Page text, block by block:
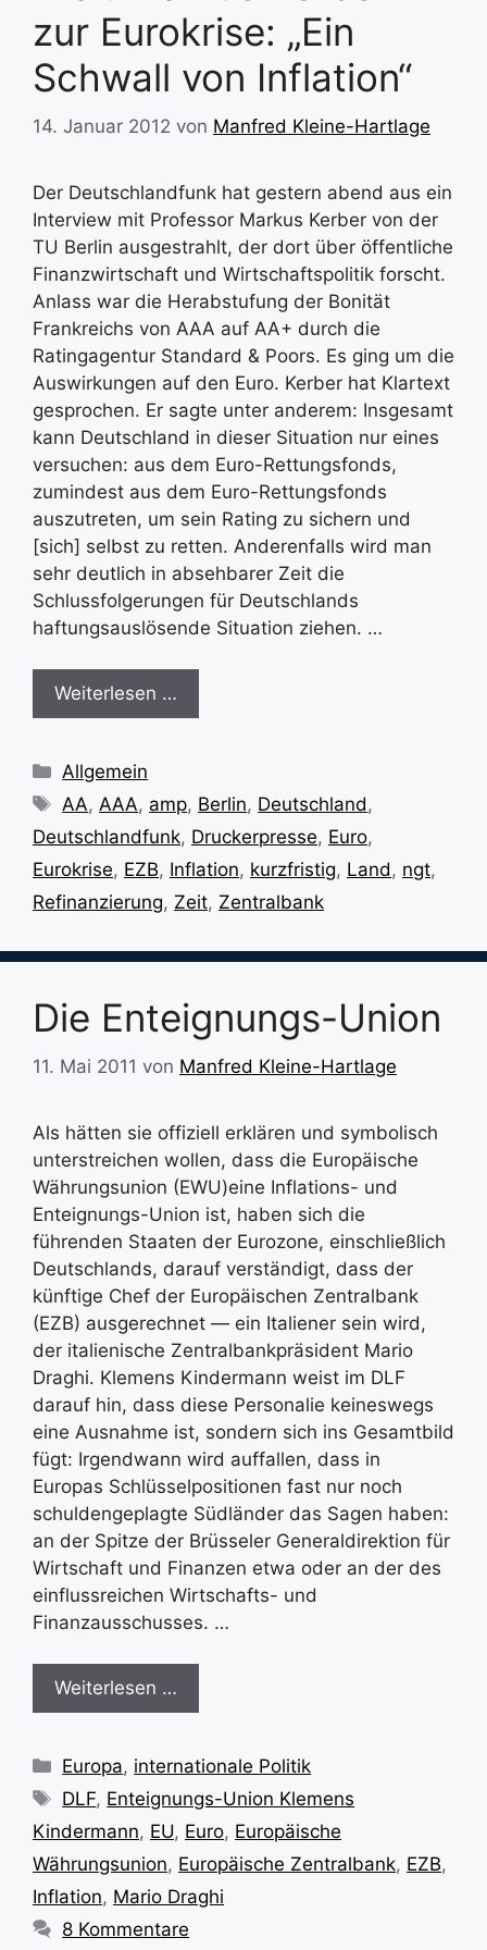
zur Eurokrise: „Ein
Schwall von Inflation“
14. Januar 2012 von Manfred Kleine-Hartlage
Der Deutschlandfunk hat gestern abend aus ein
Interview mit Professor Markus Kerber von der
TU Berlin ausgestrahlt, der dort über öffentliche
Finanzwirtschaft und Wirtschaftspolitik forscht.
Anlass war die Herabstufung der Bonität
Frankreichs von AAA auf AA+ durch die
Ratingagentur Standard & Poors. Es ging um die
Auswirkungen auf den Euro. Kerber hat Klartext
gesprochen. Er sagte unter anderem: Insgesamt
kann Deutschland in dieser Situation nur eines
versuchen: aus dem Euro-Rettungsfonds,
zumindest aus dem Euro-Rettungsfonds
auszutreten, um sein Rating zu sichern und
[sich] selbst zu retten. Anderenfalls wird man
sehr deutlich in absehbarer Zeit die
Schlussfolgerungen für Deutschlands
haftungsauslösende Situation ziehen. …
Weiterlesen …
Kategorien
Allgemein
Schlagwörter
AA,AAA, amp, Berlin, Deutschland,
Deutschlandfunk, Druckerpresse, Euro,
Eurokrise, EZB, Inflation, kurzfristig, Land, ngt,
Refinanzierung, Zeit, Zentralbank
Die Enteignungs-Union
11. Mai 2011 von Manfred Kleine-Hartlage
Als hätten sie offiziell erklären und symbolisch
unterstreichen wollen, dass die Europäische
Währungsunion (EWU)eine Inflations- und
Enteignungs-Union ist, haben sich die
führenden Staaten der Eurozone, einschließlich
Deutschlands, darauf verständigt, dass der
künftige Chef der Europäischen Zentralbank
(EZB) ausgerechnet — ein Italiener sein wird,
der italienische Zentralbankpräsident Mario
Draghi. Klemens Kindermann weist im DLF
darauf hin, dass diese Personalie keineswegs
eine Ausnahme ist, sondern sich ins Gesamtbild
fügt: Irgendwann wird auffallen, dass in
Europas Schlüsselpositionen fast nur noch
schuldengeplagte Südländer das Sagen haben:
an der Spitze der Brüsseler Generaldirektion für
Wirtschaft und Finanzen etwa oder an der des
einflussreichen Wirtschafts- und
Finanzausschusses. …
Weiterlesen …
Kategorien
Europa, internationale Politik
Schlagwörter
DLF, Enteignungs-Union Klemens
Kindermann, EU, Euro, Europäische
Währungsunion, Europäische Zentralbank, EZB,
Inflation, Mario Draghi
8 Kommentare